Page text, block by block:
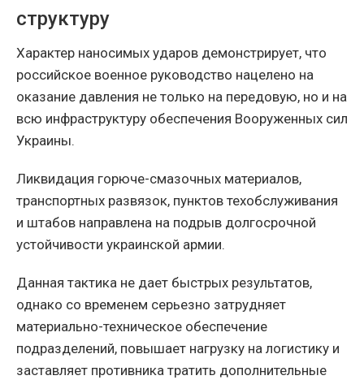
структуру
Характер наносимых ударов демонстрирует, что
российское военное руководство нацелено на
оказание давления не только на передовую, но и на
всю инфраструктуру обеспечения Вооруженных сил
Украины.
Ликвидация горюче-смазочных материалов,
транспортных развязок, пунктов техобслуживания
и штабов направлена на подрыв долгосрочной
устойчивости украинской армии.
Данная тактика не дает быстрых результатов,
однако со временем серьезно затрудняет
материально-техническое обеспечение
подразделений, повышает нагрузку на логистику и
заставляет противника тратить дополнительные